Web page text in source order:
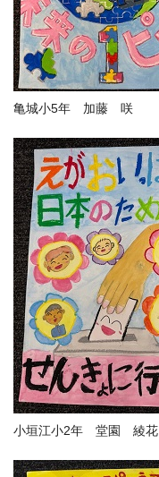
亀城小5年 加藤 咲
小垣江小2年 堂園 綾花